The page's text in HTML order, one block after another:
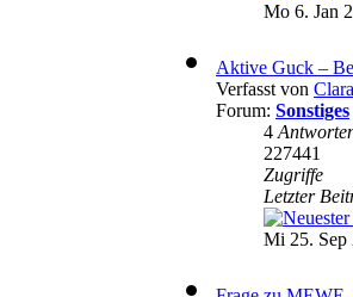
Mo 6. Jan
Aktive Guck –
Verfasst von Clara
Forum: Sonstiges
4
227441
Zugriffe
Letzter
Mi 25. Sep